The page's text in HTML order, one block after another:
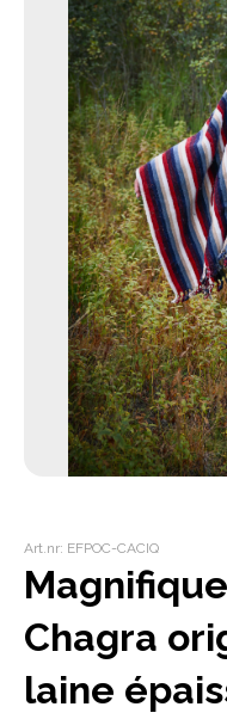
Art.nr: EFPOC-CACIQ
Chagra
laine